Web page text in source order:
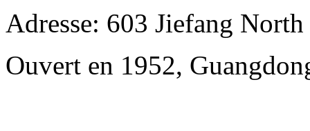
Adresse: 603 Jiefang
Ouvert en 1952,